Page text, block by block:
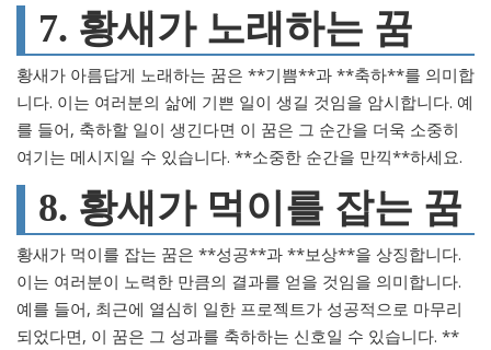
7. 황새가 노래하는 꿈
황새가 아름답게 노래하는 꿈은 **기쁨**과 **축하**를 의미합
니다. 이는 여러분의 삶에 기쁜 일이 생길 것임을 암시합니다. 예
를 들어, 축하할 일이 생긴다면 이 꿈은 그 순간을 더욱 소중히
여기는 메시지일 수 있습니다. **소중한 순간을 만끽**하세요.
8. 황새가 먹이를 잡는 꿈
황새가 먹이를 잡는 꿈은 **성공**과 **보상**을 상징합니다.
이는 여러분이 노력한 만큼의 결과를 얻을 것임을 의미합니다.
예를 들어, 최근에 열심히 일한 프로젝트가 성공적으로 마무리
되었다면, 이 꿈은 그 성과를 축하하는 신호일 수 있습니다. **